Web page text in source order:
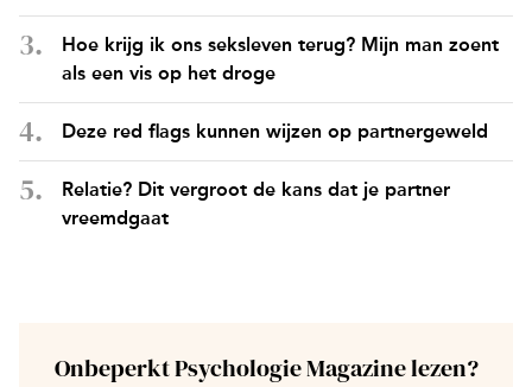
Hoe krijg ik ons seksleven terug? Mijn man zoent
als een vis op het droge
Deze red flags kunnen wijzen op partnergeweld
Relatie? Dit vergroot de kans dat je partner
vreemdgaat
Onbeperkt Psychologie Magazine lezen?